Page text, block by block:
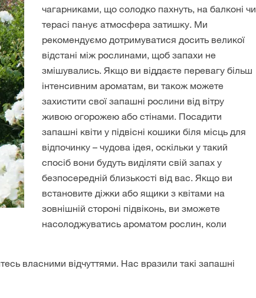
чагарниками, що солодко пахнуть, на балконі чи
терасі панує атмосфера затишку. Ми
рекомендуємо дотримуватися досить великої
відстані між рослинами, щоб запахи не
змішувались. Якщо ви віддаєте перевагу більш
інтенсивним ароматам, ви також можете
захистити свої запашні рослини від вітру
живою огорожею або стінами. Посадити
запашні квіти у підвісні кошики біля місць для
відпочинку – чудова ідея, оскільки у такий
спосіб вони будуть виділяти свій запах у
безпосередній близькості від вас. Якщо ви
встановите діжки або ящики з квітами на
зовнішній стороні підвіконь, ви зможете
насолоджуватись ароматом рослин, коли
власними відчуттями. Нас вразили такі запашні